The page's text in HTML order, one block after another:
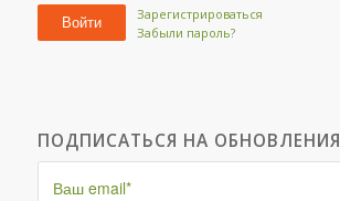
Войти
Зарегистрироваться
Забыли пароль?
ПОДПИСАТЬСЯ НА ОБНОВЛЕНИЯ